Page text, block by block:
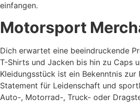
einfangen.
Motorsport
Dich erwartet eine beeindruckende
T-Shirts und Jacken bis hin zu Caps
Kleidungsstück ist ein Bekenntnis zur
Statement für Leidenschaft und
Auto-, Motorrad-, Truck- oder